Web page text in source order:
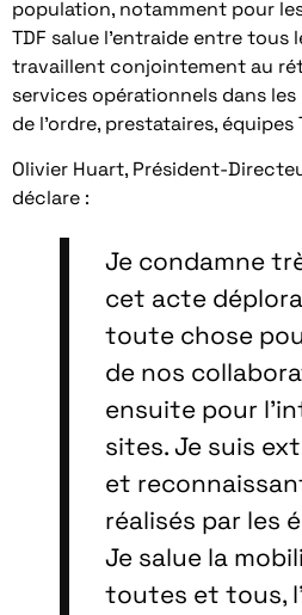
population, notamment pour
TDF salue l’entraide entre tous
travaillent conjointement au
services opérationnels dans
de l’ordre, prestataires, équipes
Olivier Huart, Président-
déclare :
Je condamne
cet acte
toute chose
de nos
ensuite pour
sites. Je suis
et
réalisés par les
Je salue la
toutes et tous,